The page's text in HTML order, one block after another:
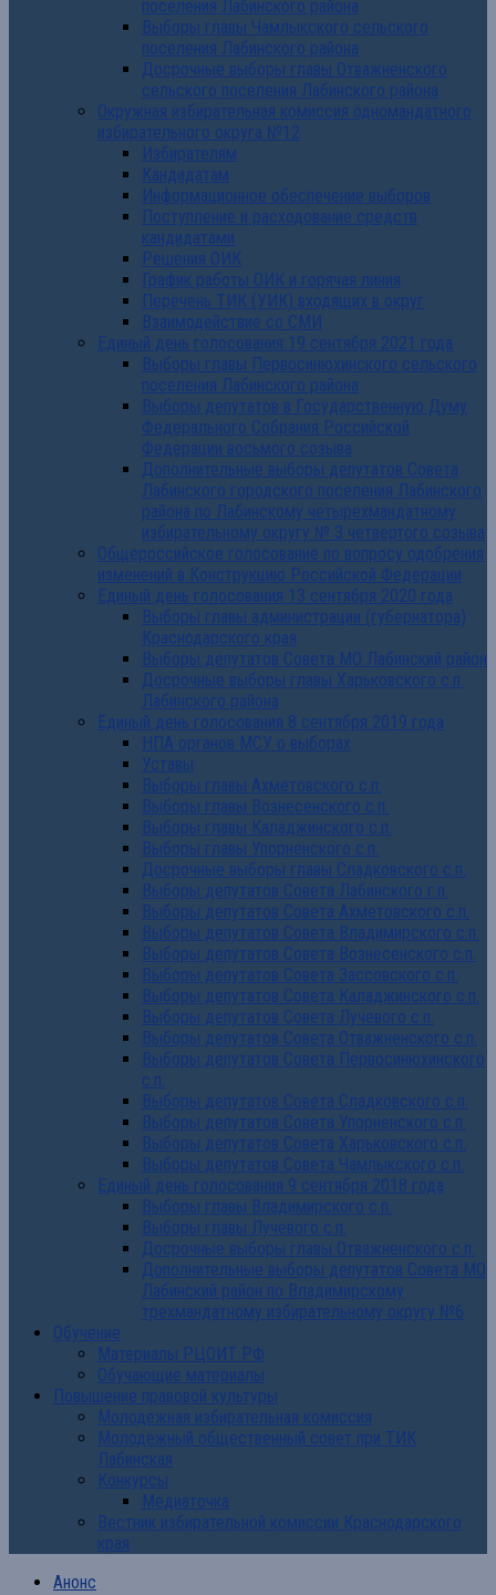
поселения Лабинского района
Выборы главы Чамлыкского сельского
поселения Лабинского района
Досрочные выборы главы Отважненского
сельского поселения Лабинского района
Окружная избирательная комиссия одномандатного
избирательного округа №12
Избирателям
Кандидатам
Информационное обеспечение выборов
Поступление и расходование средств
кандидатами
Решения ОИК
График работы ОИК и горячая линия
Перечень ТИК (УИК) входящих в округ
Взаимодействие со СМИ
Единый день голосования 19 сентября 2021 года
Выборы главы Первосинюхинского сельского
поселения Лабинского района
Выборы депутатов в Государственную Думу
Федерального Собрания Российской
Федерации восьмого созыва
Дополнительные выборы депутатов Совета
Лабинского городского поселения Лабинского
района по Лабинскому четырехмандатному
избирательному округу № 3 четвертого созыва
Общероссийское голосование по вопросу одобрения
изменений в Конструкцию Российской Федерации
Единый день голосования 13 сентября 2020 года
Выборы главы администрации (губернатора)
Краснодарского края
Выборы депутатов Совета МО Лабинский район
Досрочные выборы главы Харьковского с.п.
Лабинского района
Единый день голосования 8 сентября 2019 года
НПА органов МСУ о выборах
Уставы
Выборы главы Ахметовского с.п.
Выборы главы Вознесенского с.п.
Выборы главы Каладжинского с.п.
Выборы главы Упорненского с.п.
Досрочные выборы главы Сладковского с.п.
Выборы депутатов Совета Лабинского г.п.
Выборы депутатов Совета Ахметовского с.п.
Выборы депутатов Совета Владимирского с.п.
Выборы депутатов Совета Вознесенского с.п.
Выборы депутатов Совета Зассовского с.п.
Выборы депутатов Совета Каладжинского с.п.
Выборы депутатов Совета Лучевого с.п.
Выборы депутатов Совета Отважненского с.п.
Выборы депутатов Совета Первосинюхинского
с.п.
Выборы депутатов Совета Сладковского с.п.
Выборы депутатов Совета Упорненского с.п.
Выборы депутатов Совета Харьковского с.п.
Выборы депутатов Совета Чамлыкского с.п.
Единый день голосования 9 сентября 2018 года
Выборы главы Владимирского с.п.
Выборы главы Лучевого с.п.
Досрочные выборы главы Отважненского с.п.
Дополнительные выборы депутатов Совета МО
Лабинский район по Владимирскому
трехмандатному избирательному округу №6
Обучение
Материалы РЦОИТ РФ
Обучающие материалы
Повышение правовой культуры
Молодежная избирательная комиссия
Молодежный общественный совет при ТИК
Лабинская
Конкурсы
Медиаточка
Вестник избирательной комиссии Краснодарского
края
Анонс